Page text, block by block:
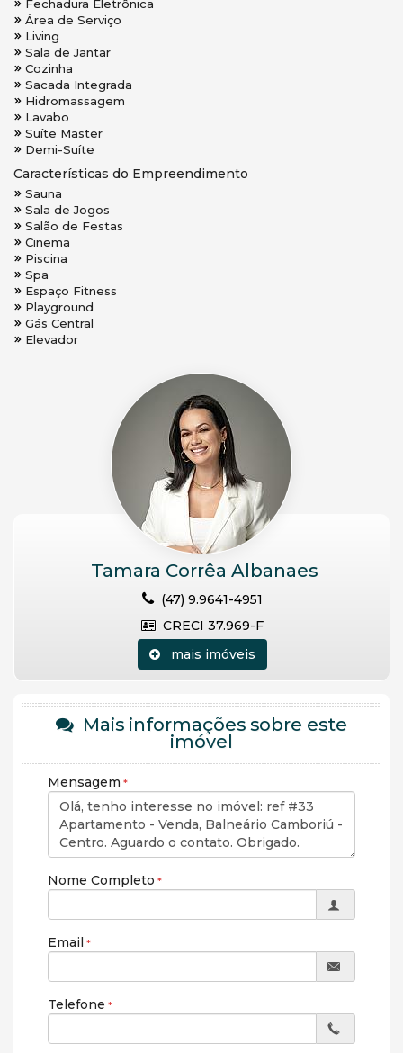
Fechadura Eletrônica
Área de Serviço
Living
Sala de Jantar
Cozinha
Sacada Integrada
Hidromassagem
Lavabo
Suíte Master
Demi-Suíte
Características do Empreendimento
Sauna
Sala de Jogos
Salão de Festas
Cinema
Piscina
Spa
Espaço Fitness
Playground
Gás Central
Elevador
Tamara Corrêa Albanaes
(47) 9.9641-4951
CRECI 37.969-F
mais imóveis
Mais informações sobre este
imóvel
Mensagem
Nome Completo
Email
Telefone